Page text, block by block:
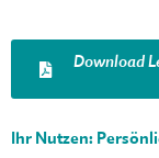
Download
Ihr Nutzen: